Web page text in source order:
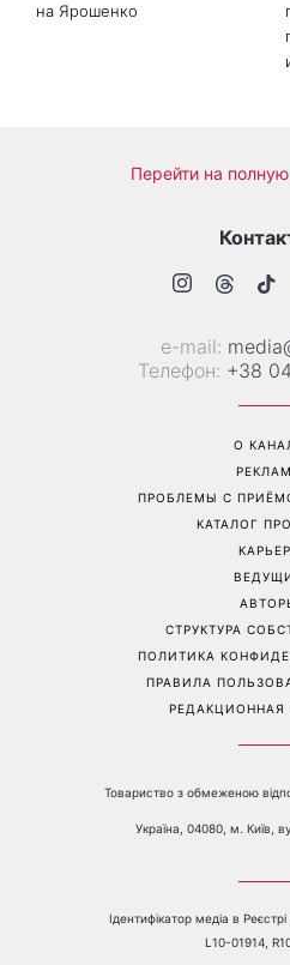
на Ярошенко
Перейти на
е-mail:
Телефон: +38
О
ПРОБЛЕМЫ С
КАТАЛОГ
СТРУКТУРА
ПОЛИТИКА
ПРАВИЛА
РЕДАКЦИОННАЯ
Товариство з обмеженою
Україна, 04080, м. Київ,
Ідентифікатор медіа в Реєстрі
L10-01914,